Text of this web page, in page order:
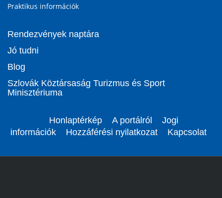
Praktikus információk
Rendezvények naptára
Jó tudni
Blog
Szlovák Köztársaság Turizmus és Sport
Minisztériuma
Honlaptérkép A portálról
Jogi
információk
Hozzáférési nyilatkozat Kapcsolat